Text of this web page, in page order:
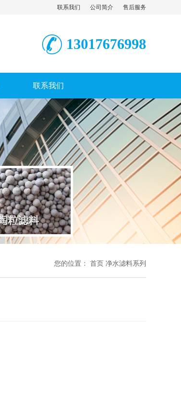
联系我们 公司简介 售后服务
13017676998
联系我们
您的位置： 首页 净水滤料系列